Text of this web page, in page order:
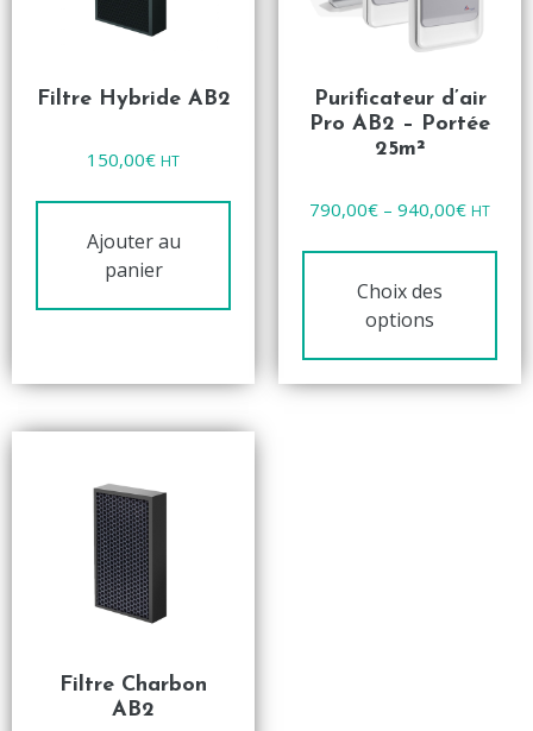
Filtre Hybride AB2
Note
0
5
150,00€ HT
Ajouter au
panier
Purificateur d’air
Pro AB2 – Portée
25m²
Note
0
5
790,00€ – 940,00€ HT
Choix des
options
Filtre Charbon
AB2